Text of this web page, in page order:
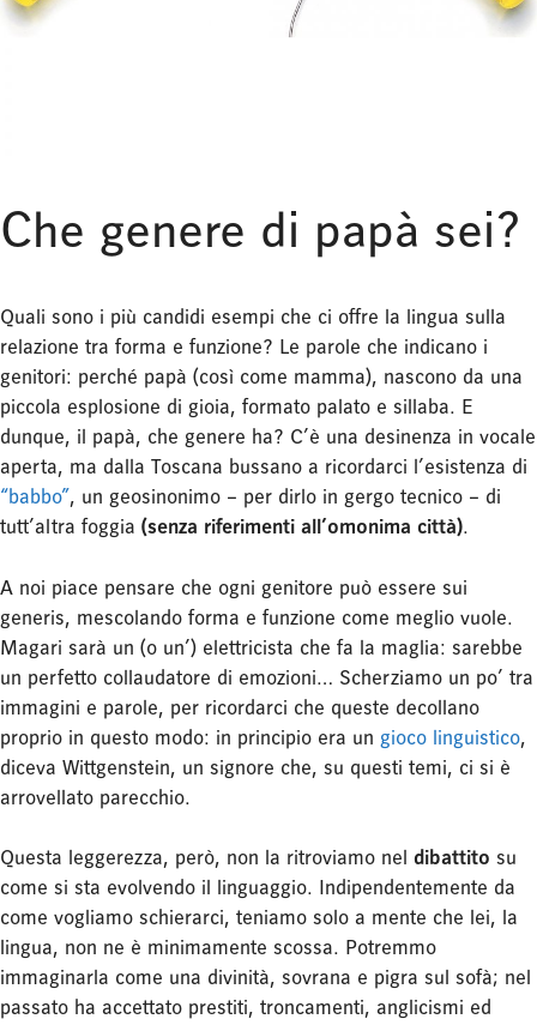
Che genere di papà sei?
Quali sono i più candidi esempi che ci offre la lingua sulla
relazione tra forma e funzione? Le parole che indicano i
genitori: perché papà (così come mamma), nascono da una
piccola esplosione di gioia, formato palato e sillaba. E
dunque, il papà, che genere ha? C’è una desinenza in vocale
aperta, ma dalla Toscana bussano a ricordarci l’esistenza di
“babbo”, un geosinonimo – per dirlo in gergo tecnico – di
tutt’altra foggia (senza riferimenti all’omonima città).
A noi piace pensare che ogni genitore può essere sui
generis, mescolando forma e funzione come meglio vuole.
Magari sarà un (o un’) elettricista che fa la maglia: sarebbe
un perfetto collaudatore di emozioni… Scherziamo un po’ tra
immagini e parole, per ricordarci che queste decollano
proprio in questo modo: in principio era un gioco linguistico,
diceva Wittgenstein, un signore che, su questi temi, ci si è
arrovellato parecchio.
Questa leggerezza, però, non la ritroviamo nel dibattito su
come si sta evolvendo il linguaggio. Indipendentemente da
come vogliamo schierarci, teniamo solo a mente che lei, la
lingua, non ne è minimamente scossa. Potremmo
immaginarla come una divinità, sovrana e pigra sul sofà; nel
passato ha accettato prestiti, troncamenti, anglicismi ed